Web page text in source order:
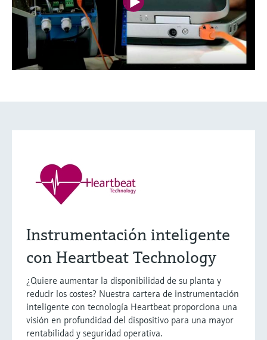
Instrumentación inteligente
con Heartbeat Technology
¿Quiere aumentar la disponibilidad de su planta y
reducir los costes? Nuestra cartera de instrumentación
inteligente con tecnología Heartbeat proporciona una
visión en profundidad del dispositivo para una mayor
rentabilidad y seguridad operativa.